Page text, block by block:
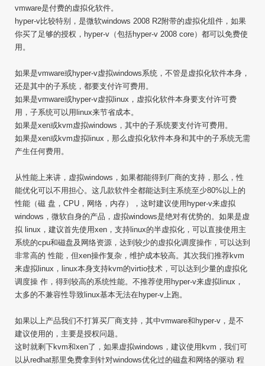
vmware是付费的虚拟化软件。
hyper-v比较特别，是微软windows 2008 R2附带的虚拟化组件，如果
你买了足够的授权，hyper-v（包括hyper-v 2008 core）都可以免费使
用。
如果是vmware或hyper-v虚拟windows系统，不管是虚拟化软件本身，
还是其中的子系统，都要支付许可费用。
如果是vmware或hyper-v虚拟linux，虚拟化软件本身要支付许可费
用，子系统可以用linux来节省成本。
如果是xen或kvm虚拟windows，其中的子系统要支付许可费用。
如果是xen或kvm虚拟linux，那么虚拟化软件本身和其中的子系统无需
产生任何费用。
从性能上来讲，虚拟windows，如果都能得到厂商的支持，那么，性
能优化可以不用担心。这几款软件全都能达到主系统至少80%以上的
性能（磁 盘，CPU，网络，内存），这时建议使用hyper-v来虚拟
windows，微软自身的产品，虚拟windows是绝对有优势的。如果是虚
拟 linux，建议首先使用xen，支持linux的半虚拟化，可以直接使用主
系统的cpu和磁盘及网络资源，达到较少的虚拟化调度操作，可以达到
非常高的 性能，但xen操作复杂，维护成本较高。其次我们推荐kvm
来虚拟linux，linux本身支持kvm的virtio技术，可以达到少量的虚拟化
调度操 作，得到较高的系统性能。不推荐使用hyper-v来虚拟linux，
太多的不兼容性导致linux基本无法在hyper-v上跑。
如果以上产品我们不打算买厂商支持，其中vmware和hyper-v，是不
建议使用的，主要是授权问题。
这时就剩下kvm和xen了，如果虚拟windows，建议使用kvm，我们可
以从redhat那里免费拿到针对windows优化过的磁盘和网络的驱动 程